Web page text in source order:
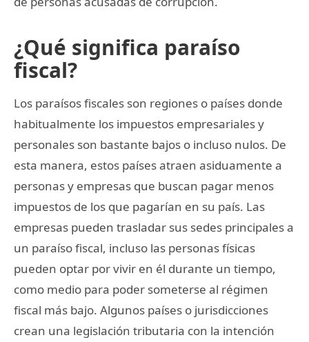
¿Qué significa paraíso
fiscal?
Los paraísos fiscales son regiones o países donde
habitualmente los impuestos empresariales y
personales son bastante bajos o incluso nulos. De
esta manera, estos países atraen asiduamente a
personas y empresas que buscan pagar menos
impuestos de los que pagarían en su país. Las
empresas pueden trasladar sus sedes principales a
un paraíso fiscal, incluso las personas físicas
pueden optar por vivir en él durante un tiempo,
como medio para poder someterse al régimen
fiscal más bajo. Algunos países o jurisdicciones
crean una legislación tributaria con la intención